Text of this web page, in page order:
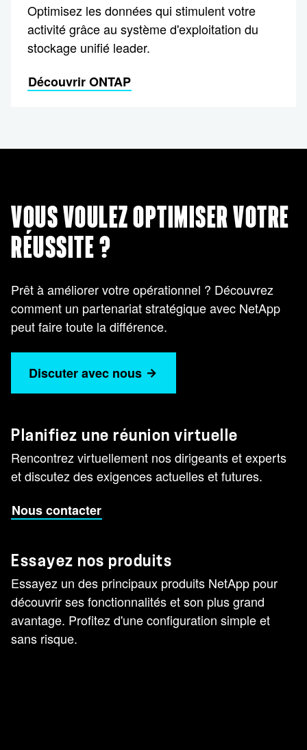
Optimisez les données qui stimulent votre
activité grâce au système d'exploitation du
stockage unifié leader.
Découvrir ONTAP
VOUS VOULEZ OPTIMISER VOTRE
RÉUSSITE ?
Prêt à améliorer votre opérationnel ? Découvrez
comment un partenariat stratégique avec NetApp
peut faire toute la différence.
Discuter avec nous
Planifiez une réunion virtuelle
Rencontrez virtuellement nos dirigeants et experts
et discutez des exigences actuelles et futures.
Nous contacter
Essayez nos produits
Essayez un des principaux produits NetApp pour
découvrir ses fonctionnalités et son plus grand
avantage. Profitez d'une configuration simple et
sans risque.